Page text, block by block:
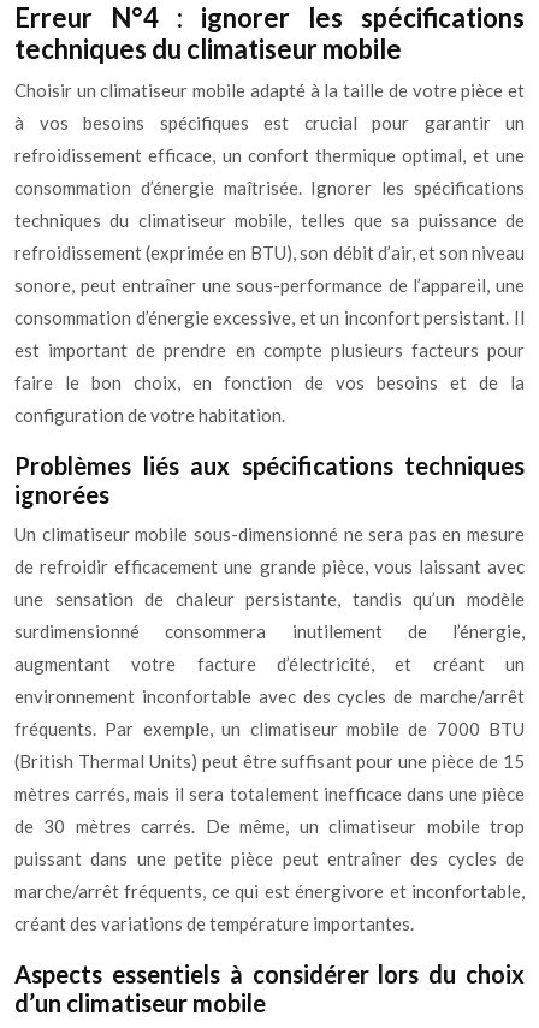
Erreur N°4 : ignorer les spécifications
techniques du climatiseur mobile
Choisir un climatiseur mobile adapté à la taille de votre pièce et
à vos besoins spécifiques est crucial pour garantir un
refroidissement efficace, un confort thermique optimal, et une
consommation d’énergie maîtrisée. Ignorer les spécifications
techniques du climatiseur mobile, telles que sa puissance de
refroidissement (exprimée en BTU), son débit d’air, et son niveau
sonore, peut entraîner une sous-performance de l’appareil, une
consommation d’énergie excessive, et un inconfort persistant. Il
est important de prendre en compte plusieurs facteurs pour
faire le bon choix, en fonction de vos besoins et de la
configuration de votre habitation.
Problèmes liés aux spécifications techniques
ignorées
Un climatiseur mobile sous-dimensionné ne sera pas en mesure
de refroidir efficacement une grande pièce, vous laissant avec
une sensation de chaleur persistante, tandis qu’un modèle
surdimensionné consommera inutilement de l’énergie,
augmentant votre facture d’électricité, et créant un
environnement inconfortable avec des cycles de marche/arrêt
fréquents. Par exemple, un climatiseur mobile de 7000 BTU
(British Thermal Units) peut être suffisant pour une pièce de 15
mètres carrés, mais il sera totalement inefficace dans une pièce
de 30 mètres carrés. De même, un climatiseur mobile trop
puissant dans une petite pièce peut entraîner des cycles de
marche/arrêt fréquents, ce qui est énergivore et inconfortable,
créant des variations de température importantes.
Aspects essentiels à considérer lors du choix
d’un climatiseur mobile